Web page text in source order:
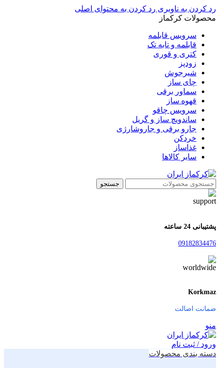
رد کردن به ناوبری رد کردن به محتوای اصلی
محصولات کرکماز
سرویس قابلمه
قابلمه و تابه تک
کتری و قوری
زودپز
شیرجوش
چای ساز
سماور برقی
قهوه ساز
سرویس چاقو
ساندویچ ساز و گریل
جارو برقی و جاروشارژی
خردکن
غذاساز
سایر کالاها
جستجو
پشتیبانی 24 ساعته
09182834476
Korkmaz
ضمانت اصالت
منو
ورود / ثبت نام
دسته بندی محصولات